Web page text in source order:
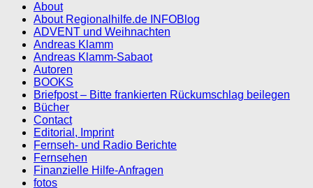
About
About Regionalhilfe.de INFOBlog
ADVENT und Weihnachten
Andreas Klamm
Andreas Klamm-Sabaot
Autoren
BOOKS
Briefpost – Bitte frankierten Rückumschlag beilegen
Bücher
Contact
Editorial, Imprint
Fernseh- und Radio Berichte
Fernsehen
Finanzielle Hilfe-Anfragen
fotos